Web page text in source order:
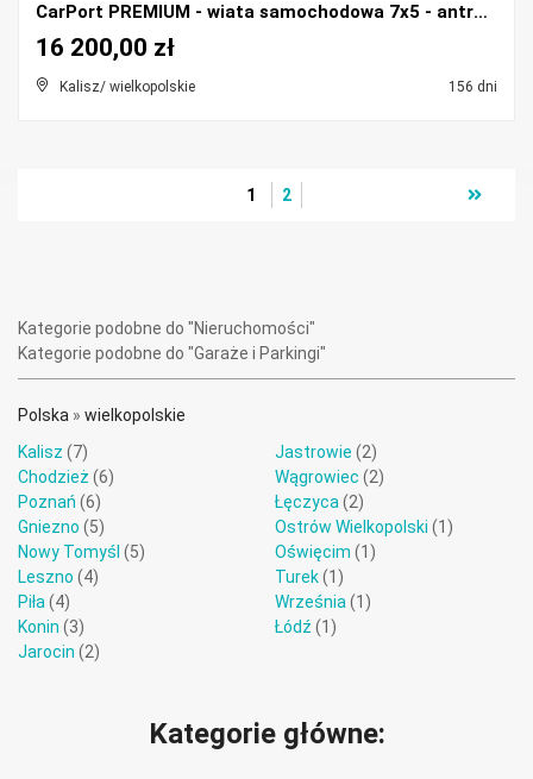
CarPort PREMIUM - wiata samochodowa 7x5 - antracyt...
Kalisz/ wielkopolskie 156 dni
16 200,00 zł
1 2
Kategorie podobne do "Nieruchomości"
Kategorie podobne do "Garaże i Parkingi"
Polska » wielkopolskie
Kalisz (7)
Chodzież (6)
Poznań (6)
Gniezno (5)
Nowy Tomyśl (5)
Leszno (4)
Piła (4)
Konin (3)
Jarocin (2)
Jastrowie (2)
Wągrowiec (2)
Łęczyca (2)
Ostrów Wielkopolski (1)
Oświęcim (1)
Turek(1)
Września (1)
Łódź (1)
Kategorie główne: